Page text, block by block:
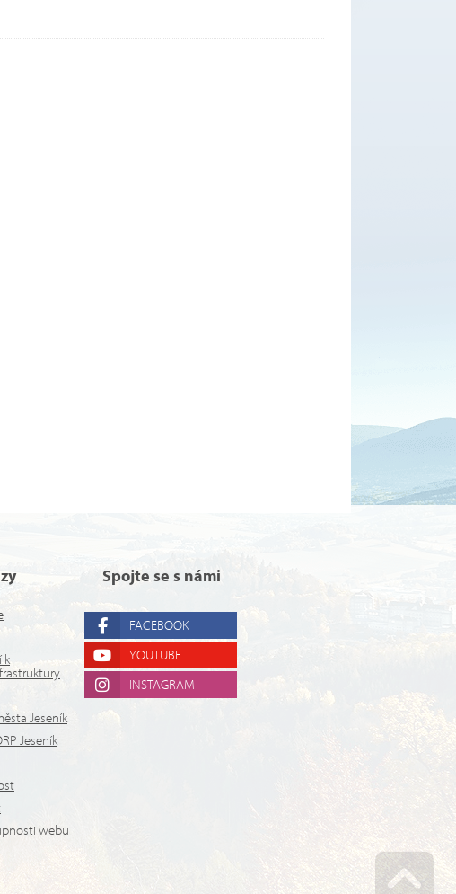
k
Jeseník
Jeseník
webu
Spojte se s námi
FACEBOOK
YOUTUBE
INSTAGRAM